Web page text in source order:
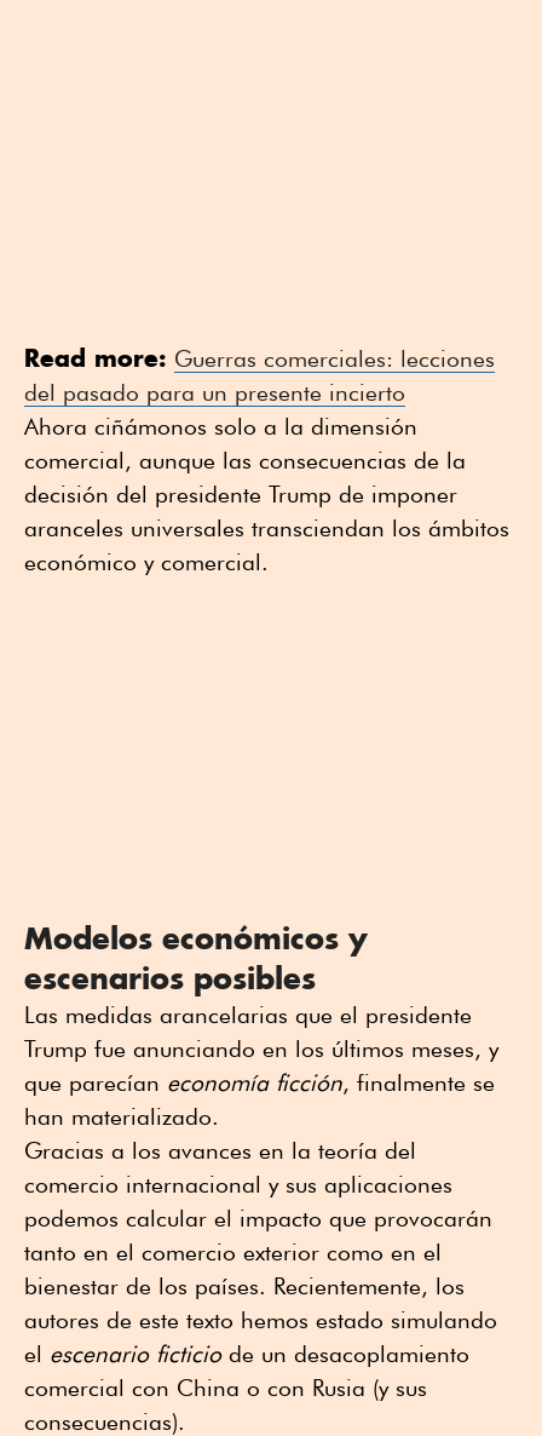
Read more: Guerras comerciales: lecciones
del pasado para un presente incierto
Ahora ciñámonos solo a la dimensión
comercial, aunque las consecuencias de la
decisión del presidente Trump de imponer
aranceles universales transciendan los ámbitos
económico y comercial.
Modelos económicos y
escenarios posibles
Las medidas arancelarias que el presidente
Trump fue anunciando en los últimos meses, y
que parecían economía ficción, finalmente se
han materializado.
Gracias a los avances en la teoría del
comercio internacional y sus aplicaciones
podemos calcular el impacto que provocarán
tanto en el comercio exterior como en el
bienestar de los países. Recientemente, los
autores de este texto hemos estado simulando
el escenario ficticiode un desacoplamiento
comercial con China o con Rusia (y sus
consecuencias).